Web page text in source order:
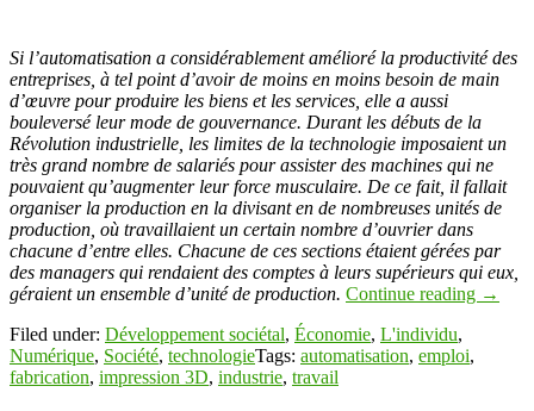
Si l’automatisation a considérablement amélioré la productivité des
entreprises, à tel point d’avoir de moins en moins besoin de main
d’œuvre pour produire les biens et les services, elle a aussi
bouleversé leur mode de gouvernance. Durant les débuts de la
Révolution industrielle, les limites de la technologie imposaient un
très grand nombre de salariés pour assister des machines qui ne
pouvaient qu’augmenter leur force musculaire. De ce fait, il fallait
organiser la production en la divisant en de nombreuses unités de
production, où travaillaient un certain nombre d’ouvrier dans
chacune d’entre elles. Chacune de ces sections étaient gérées par
des managers qui rendaient des comptes à leurs supérieurs qui eux,
géraient un ensemble d’unité de production. Continue reading →
Filed under: Développement sociétal, Économie, L'individu,
Numérique, Société, technologieTags: automatisation, emploi,
fabrication, impression 3D, industrie, travail